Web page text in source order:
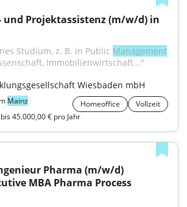
und Projektassistenz (m/w/d) in
Studium, z. B. in Public Management
Immobilienwirtschaft..."
Wiesbaden mbH
Mainz Homeoffice
Vollzeit
45.000,00 € pro Jahr
Pharma (m/w/d)